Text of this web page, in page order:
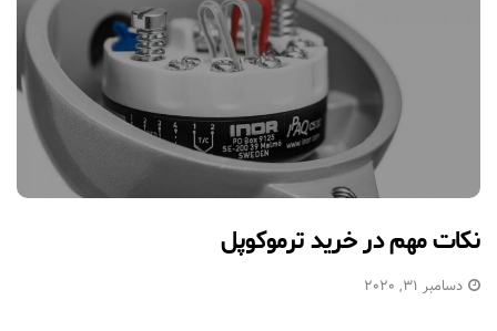
نکات مهم در خرید ترموکوپل
دسامبر 31, 2020